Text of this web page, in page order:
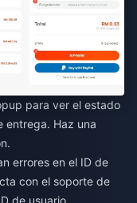
para ver el estado
entrega. Haz una
errores en el ID de
con el soporte de
de usuario.